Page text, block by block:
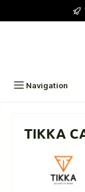
Navigation
TIKKA